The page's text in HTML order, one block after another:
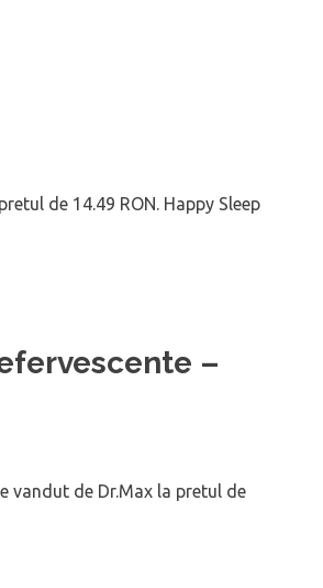
de 14.49 RON. Happy Sleep
–
vandut de Dr.Max la pretul de